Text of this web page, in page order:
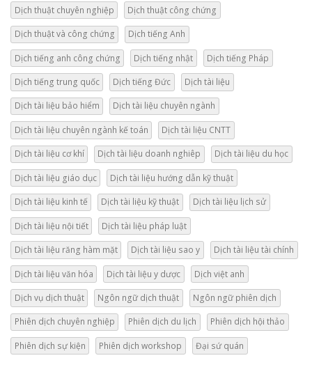
Dịch thuật chuyên nghiệp Dịch thuật công chứng
Dịch thuật và công chứng Dịch tiếng Anh
Dịch tiếng anh công chứng Dịch tiếng nhật Dịch tiếng Pháp
Dịch tiếng trung quốc Dịch tiếng Đức Dịch tài liệu
Dịch tài liệu bảo hiểm Dịch tài liệu chuyên ngành
Dịch tài liệu chuyên ngành kế toán Dịch tài liệu CNTT
Dịch tài liệu cơ khí Dịch tài liệu doanh nghiêp Dịch tài liệu du học
Dịch tài liệu giáo dục Dịch tài liệu hướng dẫn kỹ thuật
Dịch tài liệu kinh tế Dịch tài liệu kỹ thuật Dịch tài liệu lịch sử
Dịch tài liệu nội tiết Dịch tài liệu pháp luật
Dịch tài liệu răng hàm mặt Dịch tài liệu sao y Dịch tài liệu tài chính
Dịch tài liệu văn hóa Dịch tài liệu y dược Dịch việt anh
Dịch vụ dịch thuật Ngôn ngữ dịch thuật Ngôn ngữ phiên dịch
Phiên dịch chuyên nghiệp Phiên dịch du lịch Phiên dịch hội thảo
Phiên dịch sự kiện Phiên dịch workshop Đại sứ quán